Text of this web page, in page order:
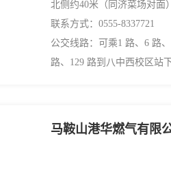
北侧约40米（同济菜场对面
联系方式：0555-8337721
公交线路：可乘1 路、6 路
路、129 路到八中西校区站
马鞍山港华燃气有限